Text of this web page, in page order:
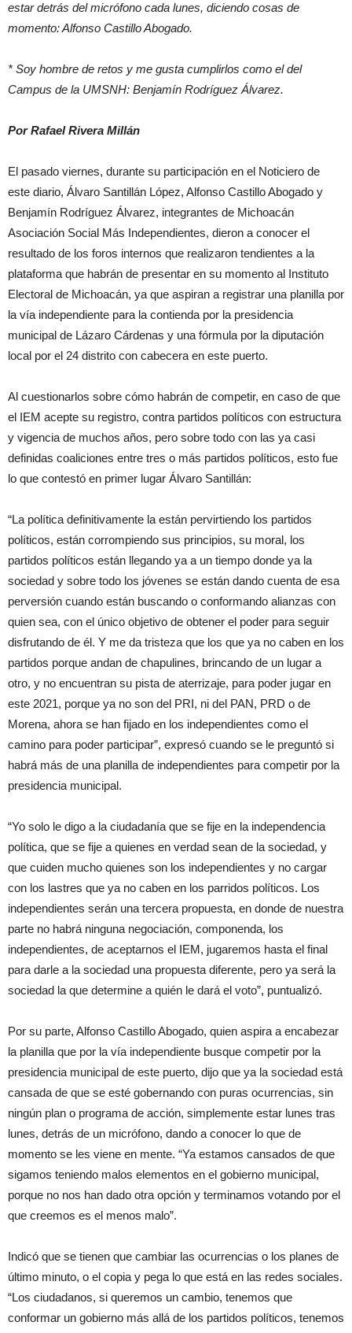
estar detrás del micrófono cada lunes, diciendo cosas de
momento: Alfonso Castillo Abogado.
* Soy hombre de retos y me gusta cumplirlos como el del
Campus de la UMSNH: Benjamín Rodríguez Álvarez.
Por Rafael Rivera Millán
El pasado viernes, durante su participación en el Noticiero de
este diario, Álvaro Santillán López, Alfonso Castillo Abogado y
Benjamín Rodríguez Álvarez, integrantes de Michoacán
Asociación Social Más Independientes, dieron a conocer el
resultado de los foros internos que realizaron tendientes a la
plataforma que habrán de presentar en su momento al Instituto
Electoral de Michoacán, ya que aspiran a registrar una planilla por
la vía independiente para la contienda por la presidencia
municipal de Lázaro Cárdenas y una fórmula por la diputación
local por el 24 distrito con cabecera en este puerto.
Al cuestionarlos sobre cómo habrán de competir, en caso de que
el IEM acepte su registro, contra partidos políticos con estructura
y vigencia de muchos años, pero sobre todo con las ya casi
definidas coaliciones entre tres o más partidos políticos, esto fue
lo que contestó en primer lugar Álvaro Santillán:
“La política definitivamente la están pervirtiendo los partidos
políticos, están corrompiendo sus principios, su moral, los
partidos políticos están llegando ya a un tiempo donde ya la
sociedad y sobre todo los jóvenes se están dando cuenta de esa
perversión cuando están buscando o conformando alianzas con
quien sea, con el único objetivo de obtener el poder para seguir
disfrutando de él. Y me da tristeza que los que ya no caben en los
partidos porque andan de chapulines, brincando de un lugar a
otro, y no encuentran su pista de aterrizaje, para poder jugar en
este 2021, porque ya no son del PRI, ni del PAN, PRD o de
Morena, ahora se han fijado en los independientes como el
camino para poder participar”, expresó cuando se le preguntó si
habrá más de una planilla de independientes para competir por la
presidencia municipal.
“Yo solo le digo a la ciudadanía que se fije en la independencia
política, que se fije a quienes en verdad sean de la sociedad, y
que cuiden mucho quienes son los independientes y no cargar
con los lastres que ya no caben en los parridos políticos. Los
independientes serán una tercera propuesta, en donde de nuestra
parte no habrá ninguna negociación, componenda, los
independientes, de aceptarnos el IEM, jugaremos hasta el final
para darle a la sociedad una propuesta diferente, pero ya será la
sociedad la que determine a quién le dará el voto”, puntualizó.
Por su parte, Alfonso Castillo Abogado, quien aspira a encabezar
la planilla que por la vía independiente busque competir por la
presidencia municipal de este puerto, dijo que ya la sociedad está
cansada de que se esté gobernando con puras ocurrencias, sin
ningún plan o programa de acción, simplemente estar lunes tras
lunes, detrás de un micrófono, dando a conocer lo que de
momento se les viene en mente. “Ya estamos cansados de que
sigamos teniendo malos elementos en el gobierno municipal,
porque no nos han dado otra opción y terminamos votando por el
que creemos es el menos malo”.
Indicó que se tienen que cambiar las ocurrencias o los planes de
último minuto, o el copia y pega lo que está en las redes sociales.
“Los ciudadanos, si queremos un cambio, tenemos que
conformar un gobierno más allá de los partidos políticos, tenemos